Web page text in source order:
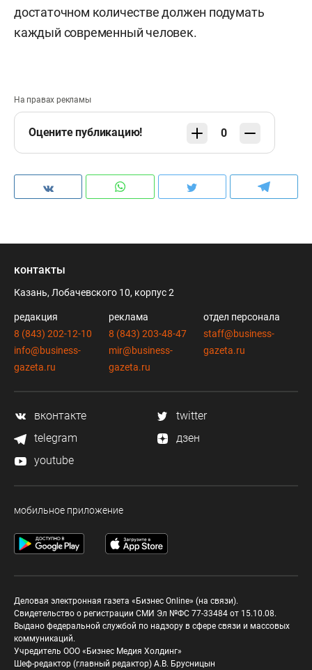
достаточном количестве должен подумать
каждый современный человек.
На правах рекламы
Оцените публикацию! 0
контакты
Казань, Лобачевского 10, корпус 2
редакция
8 (843) 202-12-10
info@business-
gazeta.ru
реклама
8 (843) 203-48-47
mir@business-
gazeta.ru
отдел персонала
staff@business-
gazeta.ru
вконтакте
twitter
telegram
дзен
youtube
мобильное приложение
Деловая электронная газета «Бизнес Online» (на связи).
Свидетельство о регистрации СМИ Эл №ФС 77-33484 от 15.10.08.
Выдано федеральной службой по надзору в сфере связи и массовых
коммуникаций.
Учредитель ООО «Бизнес Медия Холдинг»
Шеф-редактор (главный редактор) А.В. Брусницын